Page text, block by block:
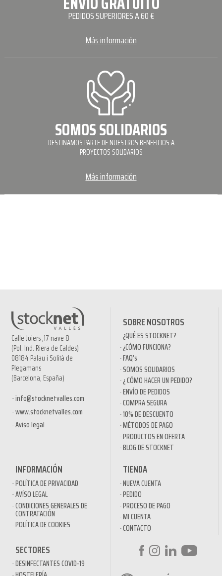
PEDIDOS SUPERIORES A 60 €
Más información
SOMOS SOLIDARIOS
DESTINAMOS PARTE DE NUESTROS BENEFICIOS A
PROYECTOS SOLIDARIOS
Más información
Calle Joiers ,17 nave 8
(Pol. Ind. Riera de Caldes)
08184 Palau i Solità de
Plegamans
(Barcelona, España)
info@stocknetvalles.com
www.stocknetvalles.com
Aviso legal
SOBRE NOSOTROS
¿QUÉ ES STOCKNET?
¿CÓMO FUNCIONA?
FAQ’s
SOMOS SOLIDARIOS
¿ CÓMO HACER UN PEDIDO?
ENVÍO DE PEDIDOS
COMPRA SEGURA
10% DE DESCUENTO
MÉTODOS DE PAGO
PRODUCTOS EN OFERTA
BLOG DE STOCKNET
INFORMACIÓN
POLÍTICA DE PRIVACIDAD
AVÍSO LEGAL
CONDICIONES GENERALES DE
CONTRATACIÓN
POLÍTICA DE COOKIES
TIENDA
NUEVA CUENTA
PEDIDO
PROCESO DE PAGO
MI CUENTA
CONTACTO
SECTORES
DESINFECTANTES COVID-19